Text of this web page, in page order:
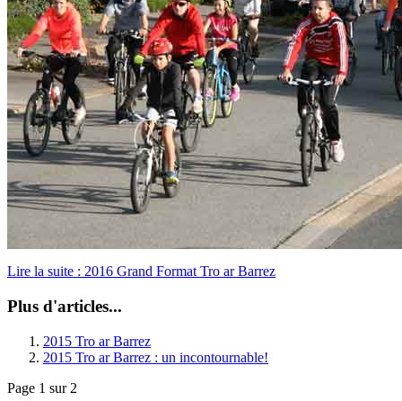
Lire la suite : 2016 Grand Format Tro ar Barrez
Plus d'articles...
2015 Tro ar Barrez
2015 Tro ar Barrez : un incontournable!
Page 1 sur 2